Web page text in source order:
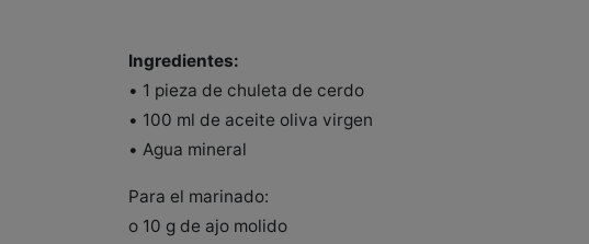
Ingredientes:
• 1 pieza de chuleta de cerdo
• 100 ml de aceite oliva virgen
• Agua mineral
Para el marinado:
o 10 g de ajo molido